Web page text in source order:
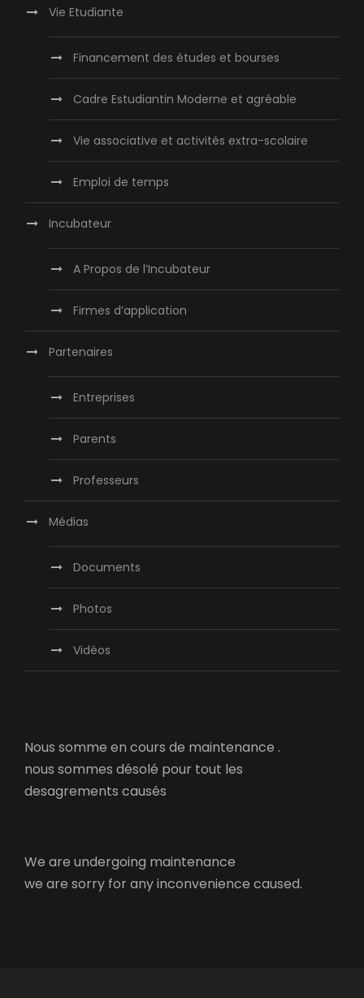
Vie Etudiante
Financement des études et bourses
Cadre Estudiantin Moderne et agréable
Vie associative et activités extra-scolaire
Emploi de temps
Incubateur
A Propos de l’Incubateur
Firmes d’application
Partenaires
Entreprises
Parents
Professeurs
Médias
Documents
Photos
Vidéos
Nous somme en cours de maintenance .
nous sommes désolé pour tout les
desagrements causés
We are undergoing maintenance
we are sorry for any inconvenience caused.